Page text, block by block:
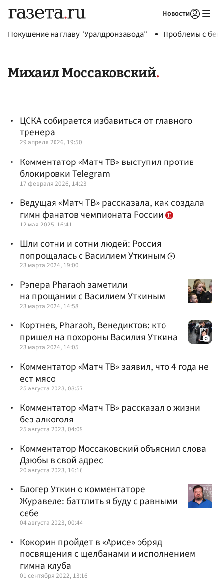
Новости
Покушение на главу "Уралдронзавода" Проблемы с
Михаил Моссаковский
ЦСКА собирается избавиться от главного
тренера
29 апреля 2026, 19:50
Комментатор «Матч ТВ» выступил против
блокировки Telegram
17 февраля 2026, 14:23
Ведущая «Матч ТВ» рассказала, как создала
гимн фанатов чемпионата России
12 мая 2025, 16:41
Шли сотни и сотни людей: Россия
попрощалась с Василием Уткиным
23 марта 2024, 19:00
Рэпера Pharaoh заметили
на прощании с Василием Уткиным
23 марта 2024, 14:58
Кортнев, Pharaoh, Венедиктов: кто
пришел на похороны Василия Уткина
23 марта 2024, 14:05
Комментатор «Матч ТВ» заявил, что 4 года не
ест мясо
25 августа 2023, 08:57
Комментатор «Матч ТВ» рассказал о жизни
без алкоголя
25 августа 2023, 04:09
Комментатор Моссаковский объяснил слова
Дзюбы в свой адрес
20 августа 2023, 16:16
Блогер Уткин о комментаторе
Журавеле: баттлить я буду с равными
себе
04 августа 2023, 00:44
Кокорин пройдет в «Арисе» обряд
посвящения с щелбанами и исполнением
гимна клуба
01 сентября 2022, 13:16